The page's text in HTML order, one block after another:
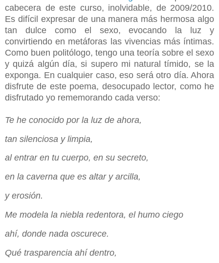
cabecera de este curso, inolvidable, de 2009/2010.
Es difícil expresar de una manera más hermosa algo
tan dulce como el sexo, evocando la luz y
convirtiendo en metáforas las vivencias más íntimas.
Como buen politólogo, tengo una teoría sobre el sexo
y quizá algún día, si supero mi natural tímido, se la
exponga. En cualquier caso, eso será otro día. Ahora
disfrute de este poema, desocupado lector, como he
disfrutado yo rememorando cada verso:
Te he conocido por la luz de ahora,
tan silenciosa y limpia,
al entrar en tu cuerpo, en su secreto,
en la caverna que es altar y arcilla,
y erosión.
Me modela la niebla redentora, el humo ciego
ahí, donde nada oscurece.
Qué trasparencia ahí dentro,